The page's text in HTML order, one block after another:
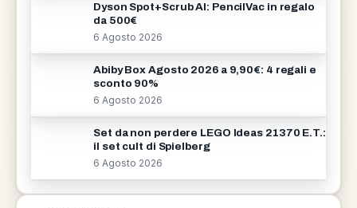
Dyson Spot+Scrub AI: PencilVac in regalo
da 500€
6 Agosto 2026
Abiby Box Agosto 2026 a 9,90€: 4 regali e
sconto 90%
6 Agosto 2026
Set da non perdere LEGO Ideas 21370 E.T.:
il set cult di Spielberg
6 Agosto 2026